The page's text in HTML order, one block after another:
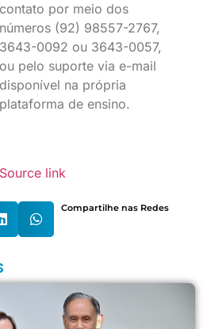
contato por meio dos
números (92) 98557-2767,
3643-0092 ou 3643-0057,
ou pelo suporte via e-mail
disponível na própria
plataforma de ensino.
Source link
Compartilhe nas Redes